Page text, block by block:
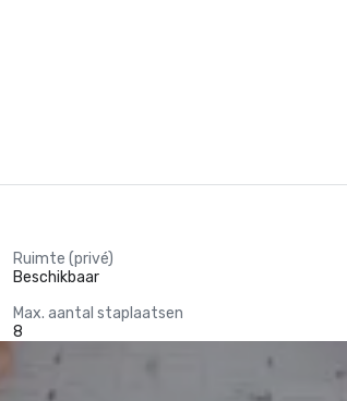
Ruimte (privé)
Beschikbaar
Max. aantal staplaatsen
8